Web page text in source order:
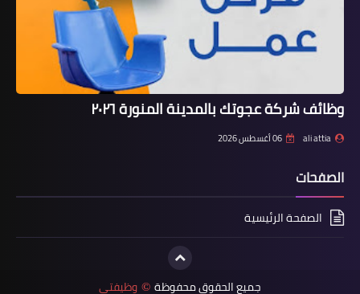
وظائف شركة عجوتك بالمدينة المنورة ٢٠٢٦
ali attia 06 أغسطس 2026
الصفحات
الصفحة الرئيسية
جميع الحقوق محفوظة © وظيفتى